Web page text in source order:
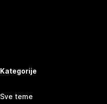
Kategorije
Sve teme